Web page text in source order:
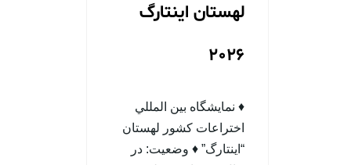
لهستان اینتارگ
2026
♦ نمایشگاه بين المللي
اختراعات کشور لهستان
“اینتارگ” ♦ وضعيت: در